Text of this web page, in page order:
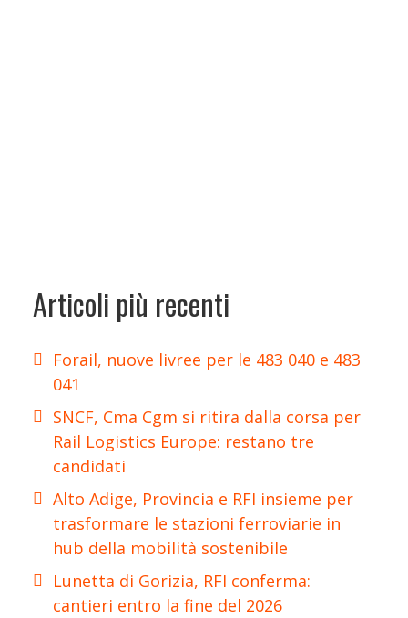
Articoli più recenti
Forail, nuove livree per le 483 040 e 483
041
SNCF, Cma Cgm si ritira dalla corsa per
Rail Logistics Europe: restano tre
candidati
Alto Adige, Provincia e RFI insieme per
trasformare le stazioni ferroviarie in
hub della mobilità sostenibile
Lunetta di Gorizia, RFI conferma:
cantieri entro la fine del 2026